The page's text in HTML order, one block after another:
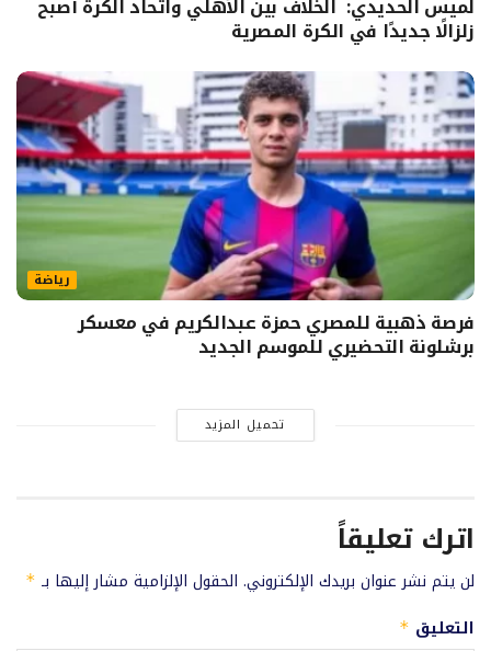
لميس الحديدي: الخلاف بين الأهلي واتحاد الكرة أصبح
زلزالًا جديدًا في الكرة المصرية
رياضة
فرصة ذهبية للمصري حمزة عبدالكريم في معسكر
برشلونة التحضيري للموسم الجديد
تحميل المزيد
اترك تعليقاً
لن يتم نشر عنوان بريدك الإلكتروني. الحقول الإلزامية مشار إليها بـ *
التعليق *